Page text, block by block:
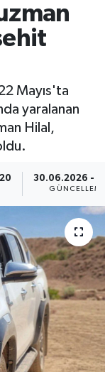
Mayıs'ta
yaralanan
Hilal,
30.06.2026 -